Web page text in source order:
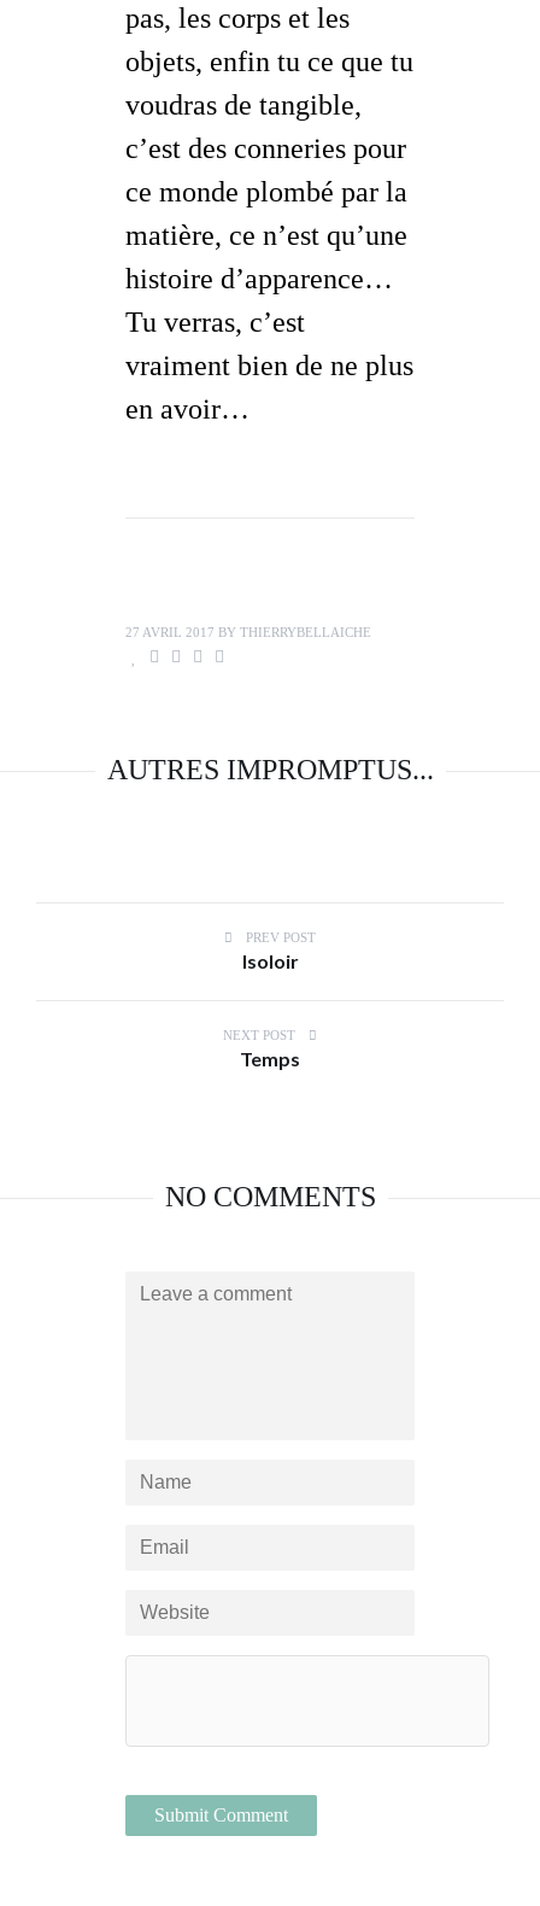
pas, les corps et les
objets, enfin tu ce que tu
voudras de tangible,
c’est des conneries pour
ce monde plombé par la
matière, ce n’est qu’une
histoire d’apparence…
Tu verras, c’est
vraiment bien de ne plus
en avoir…
27 AVRIL 2017 BY THIERRYBELLAICHE
AUTRES IMPROMPTUS...
PREV POST
Isoloir
NEXT POST
Temps
NO COMMENTS